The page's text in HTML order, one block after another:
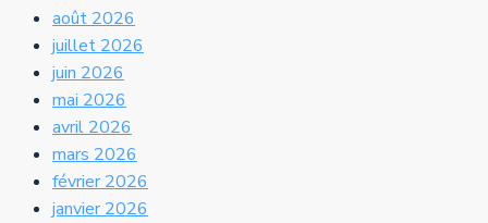
août 2026
juillet 2026
juin 2026
mai 2026
avril 2026
mars 2026
février 2026
janvier 2026